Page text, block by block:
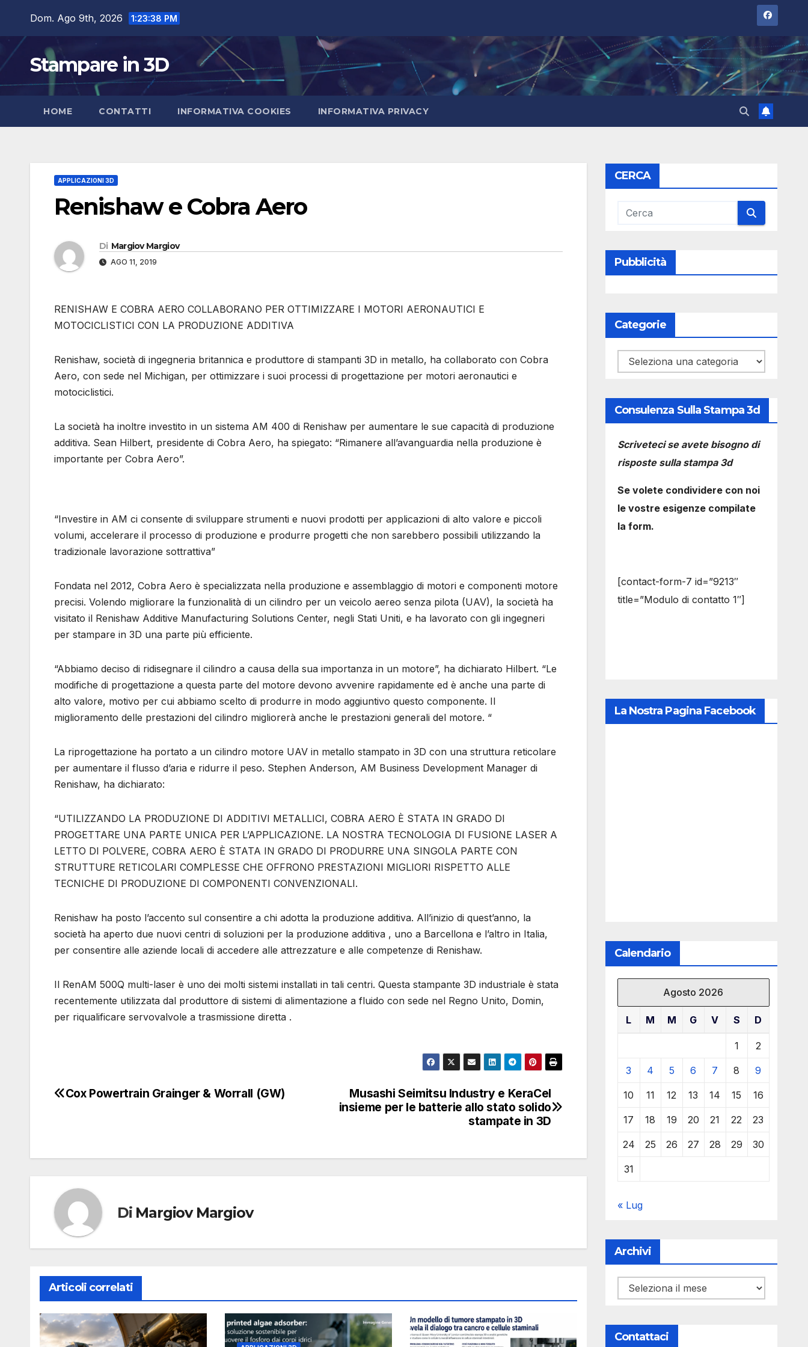
contenuto
Dom. Ago 9th, 2026 1:23:39 PM
Stampare in 3D
HOME CONTATTI INFORMATIVA COOKIES INFORMATIVA PRIVACY
APPLICAZIONI 3D
Renishaw e Cobra Aero
Di Margiov Margiov
AGO 11, 2019
RENISHAW E COBRA AERO COLLABORANO PER OTTIMIZZARE I MOTORI AERONAUTICI E
MOTOCICLISTICI CON LA PRODUZIONE ADDITIVA
Renishaw, società di ingegneria britannica e produttore di stampanti 3D in metallo, ha collaborato con Cobra
Aero, con sede nel Michigan, per ottimizzare i suoi processi di progettazione per motori aeronautici e
motociclistici.
La società ha inoltre investito in un sistema AM 400 di Renishaw per aumentare le sue capacità di produzione
additiva. Sean Hilbert, presidente di Cobra Aero, ha spiegato: “Rimanere all’avanguardia nella produzione è
importante per Cobra Aero”.
“Investire in AM ci consente di sviluppare strumenti e nuovi prodotti per applicazioni di alto valore e piccoli
volumi, accelerare il processo di produzione e produrre progetti che non sarebbero possibili utilizzando la
tradizionale lavorazione sottrattiva”
Fondata nel 2012, Cobra Aero è specializzata nella produzione e assemblaggio di motori e componenti motore
precisi. Volendo migliorare la funzionalità di un cilindro per un veicolo aereo senza pilota (UAV), la società ha
visitato il Renishaw Additive Manufacturing Solutions Center, negli Stati Uniti, e ha lavorato con gli ingegneri
per stampare in 3D una parte più efficiente.
“Abbiamo deciso di ridisegnare il cilindro a causa della sua importanza in un motore”, ha dichiarato Hilbert. “Le
modifiche di progettazione a questa parte del motore devono avvenire rapidamente ed è anche una parte di
alto valore, motivo per cui abbiamo scelto di produrre in modo aggiuntivo questo componente. Il
miglioramento delle prestazioni del cilindro migliorerà anche le prestazioni generali del motore. “
La riprogettazione ha portato a un cilindro motore UAV in metallo stampato in 3D con una struttura reticolare
per aumentare il flusso d’aria e ridurre il peso. Stephen Anderson, AM Business Development Manager di
Renishaw, ha dichiarato:
“UTILIZZANDO LA PRODUZIONE DI ADDITIVI METALLICI, COBRA AERO È STATA IN GRADO DI
PROGETTARE UNA PARTE UNICA PER L’APPLICAZIONE. LA NOSTRA TECNOLOGIA DI FUSIONE LASER A
LETTO DI POLVERE, COBRA AERO È STATA IN GRADO DI PRODURRE UNA SINGOLA PARTE CON
STRUTTURE RETICOLARI COMPLESSE CHE OFFRONO PRESTAZIONI MIGLIORI RISPETTO ALLE
TECNICHE DI PRODUZIONE DI COMPONENTI CONVENZIONALI.
Renishaw ha posto l’accento sul consentire a chi adotta la produzione additiva. All’inizio di quest’anno, la
società ha aperto due nuovi centri di soluzioni per la produzione additiva , uno a Barcellona e l’altro in Italia,
per consentire alle aziende locali di accedere alle attrezzature e alle competenze di Renishaw.
Il RenAM 500Q multi-laser è uno dei molti sistemi installati in tali centri. Questa stampante 3D industriale è stata
recentemente utilizzata dal produttore di sistemi di alimentazione a fluido con sede nel Regno Unito, Domin,
per riqualificare servovalvole a trasmissione diretta .
Navigazione
Musashi Seimitsu Industry e KeraCel
insieme per le batterie allo stato solido
stampate in 3D
Cox Powertrain Grainger & Worrall (GW)
Di Margiov Margiov
Articoli correlati
CERCA
Pubblicità
Categorie
Categorie
Consulenza Sulla Stampa 3d
Scriveteci se avete bisogno di
risposte sulla stampa 3d
Se volete condividere con noi
le vostre esigenze compilate
la form.
[contact-form-7 id=”9213″
title=”Modulo di contatto 1″]
La Nostra Pagina Facebook
Calendario
Agosto 2026
L M M G V S D
1 2
3 4 5 6 7 8 9
10 11 12 13 14 15 16
17 18 19 20 21 22 23
24 25 26 27 28 29 30
31
« Lug
Archivi
Archivi
Contattaci